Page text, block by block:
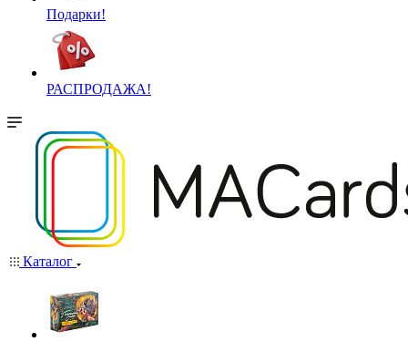
Подарки!
РАСПРОДАЖА!
Каталог